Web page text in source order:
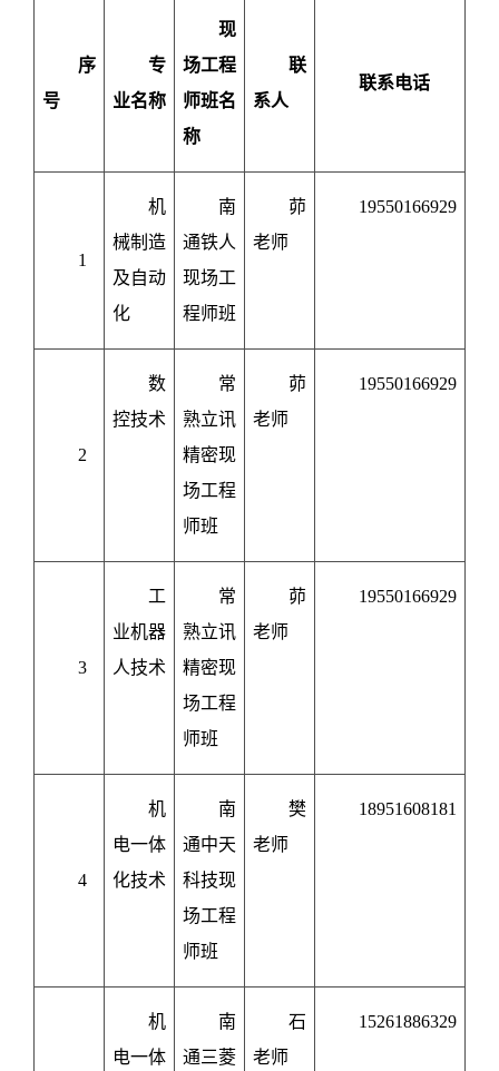
序
号
专
业名称
现
场工程
师班名
称
联
系人
联系电话
1
机
械制造
及自动
化
南
通铁人
现场工
程师班
茆
老师
19550166929
2
数
控技术
常
熟立讯
精密现
场工程
师班
茆
老师
19550166929
3
工
业机器
人技术
常
熟立讯
精密现
场工程
师班
茆
老师
19550166929
4
机
电一体
化技术
南
通中天
科技现
场工程
师班
樊
老师
18951608181
机
电一体
南
通三菱
石
老师
15261886329